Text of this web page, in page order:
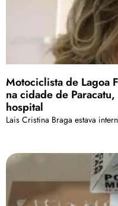
Motociclista de Lagoa
na cidade de
hospital
Lais Cristina Braga estava